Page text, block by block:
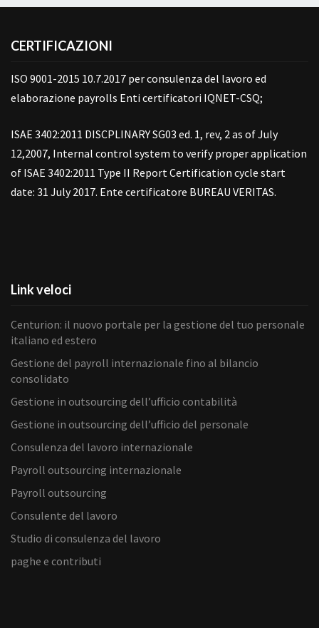
CERTIFICAZIONI
ISO 9001-2015 10.7.2017 per consulenza del lavoro ed
elaborazione payrolls Enti certificatori IQNET-CSQ;
ISAE 3402:2011 DISCPLINARY SG03 ed. 1, rev, 2 as of July
12,2007, Internal control system to verify proper application
of ISAE 3402:2011 Type II Report Certification cycle start
date: 31 July 2017. Ente certificatore BUREAU VERITAS.
Link veloci
Centurion: il nuovo portale per la gestione del tuo personale
italiano ed estero
Gestione del payroll internazionale fino al bilancio
consolidato
Gestione in outsourcing dell’ufficio contabilità
Gestione in outsourcing dell’ufficio del personale
Consulenza del lavoro internazionale
Payroll outsourcing internazionale
Payroll outsourcing
Consulente del lavoro
Studio di consulenza del lavoro
paghe e contributi